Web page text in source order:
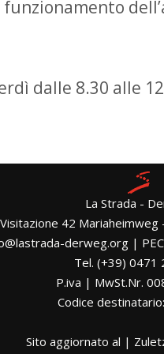
dalle 8.30 alle
La Strada -
42
derweg.org |
Tel. (+39) 0471
P.iva | MwSt.Nr.
Codice
Sito aggiornato al |